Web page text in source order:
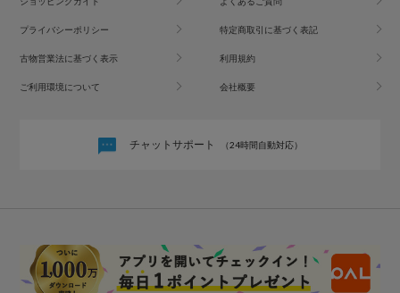
プライバシーポリシー 特定商取引に基づく表記
古物営業法に基づく表示 利用規約
ご利用環境について 会社概要
チャットサポート （24時間自動対応）